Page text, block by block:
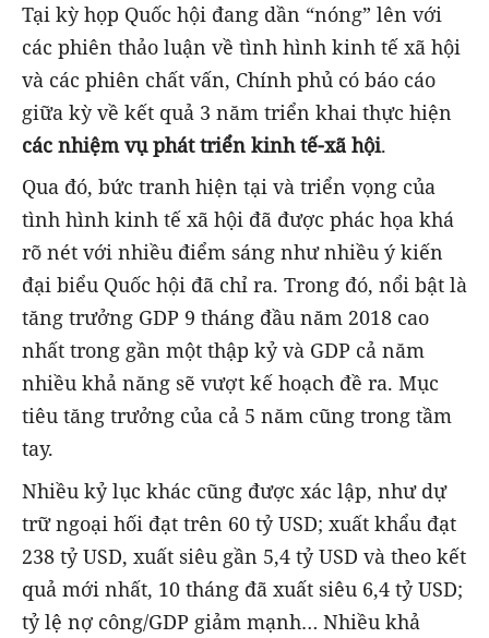
Tại kỳ họp Quốc hội đang dần “nóng” lên với
các phiên thảo luận về tình hình kinh tế xã hội
và các phiên chất vấn, Chính phủ có báo cáo
giữa kỳ về kết quả 3 năm triển khai thực hiện
các nhiệm vụ phát triển kinh tế-xã hội.
Qua đó, bức tranh hiện tại và triển vọng của
tình hình kinh tế xã hội đã được phác họa khá
rõ nét với nhiều điểm sáng như nhiều ý kiến
đại biểu Quốc hội đã chỉ ra. Trong đó, nổi bật là
tăng trưởng GDP 9 tháng đầu năm 2018 cao
nhất trong gần một thập kỷ và GDP cả năm
nhiều khả năng sẽ vượt kế hoạch đề ra. Mục
tiêu tăng trưởng của cả 5 năm cũng trong tầm
tay.
Nhiều kỷ lục khác cũng được xác lập, như dự
trữ ngoại hối đạt trên 60 tỷ USD; xuất khẩu đạt
238 tỷ USD, xuất siêu gần 5,4 tỷ USD và theo kết
quả mới nhất, 10 tháng đã xuất siêu 6,4 tỷ USD;
tỷ lệ nợ công/GDP giảm mạnh… Nhiều khả